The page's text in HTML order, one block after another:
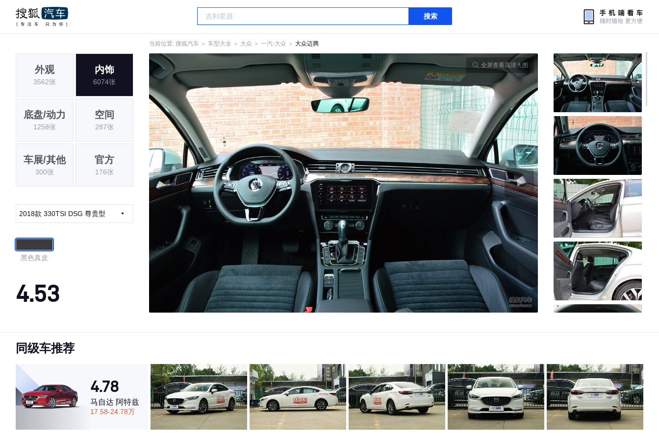
搜索
当前位置: 搜狐汽车 ＞ 车型大全 ＞ 大众 ＞ 一汽-大众 ＞ 大众迈腾
外观
3562张
内饰
6074张
底盘/动力
1258张
空间
287张
车展/其他
300张
官方
176张
2018款 330TSI DSG 尊贵型
黑色真皮
4.53
·内饰表现一般，低于64%同级车
·空间表现较为优秀，优于76%同级车
全屏查看高清大图
同级车推荐
4.78
马自达 阿特兹
17.58-24.78万